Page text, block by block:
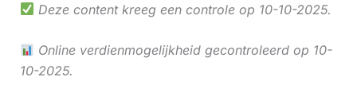
Deze content kreeg een controle op 10-10-2025.
Online verdienmogelijkheid gecontroleerd op 10-
10-2025.